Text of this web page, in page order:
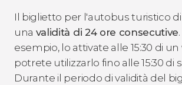
Il biglietto per l'autobus turistico di
una validità di 24 ore consecutive
esempio, lo attivate alle 15:30 di
potrete utilizzarlo fino alle 15:30 di
Durante il periodo di validità del